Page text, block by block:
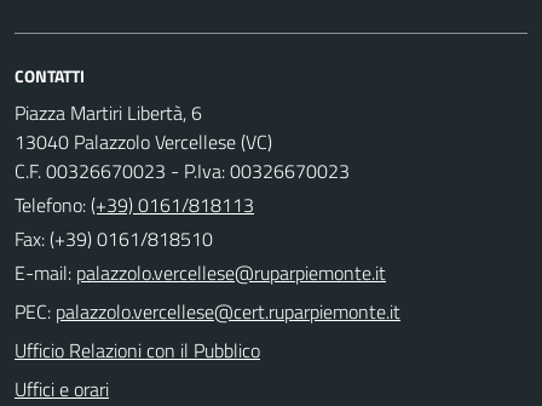
CONTATTI
Piazza Martiri Libertà, 6
13040 Palazzolo Vercellese (VC)
C.F. 00326670023 - P.Iva: 00326670023
Telefono:(+39) 0161/818113
Fax: (+39) 0161/818510
E-mail:
PEC:
Ufficio Relazioni con il Pubblico
Uffici e orari